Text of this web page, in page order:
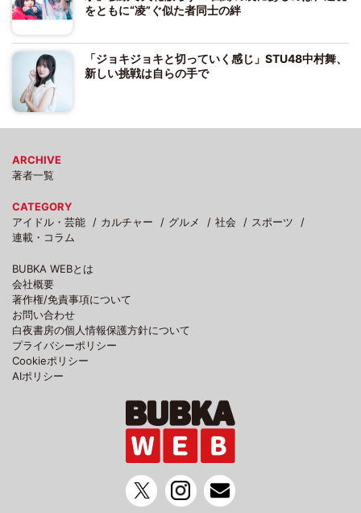
をともに“凌”ぐ似た者同士の絆
「ジョキジョキと切っていく感じ」STU48中村舞、
新しい挑戦は自らの手で
ARCHIVE
著者一覧
CATEGORY
アイドル・芸能
カルチャー グルメ 社会
スポーツ
連載・コラム
BUBKA WEBとは
会社概要
著作権/免責事項について
お問い合わせ
白夜書房の個人情報保護方針について
プライバシーポリシー
Cookieポリシー
AIポリシー